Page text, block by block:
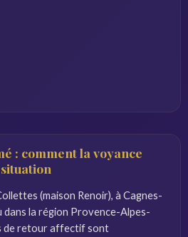
: comment la voyance
(maison Renoir), à Cagnes-
la région Provence-Alpes-
de retour affectif sont